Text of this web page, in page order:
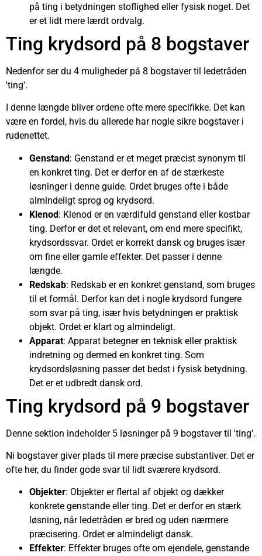
på ting i betydningen stoflighed eller fysisk noget. Det
er et lidt mere lærdt ordvalg.
Ting krydsord på 8 bogstaver
Nedenfor ser du 4 muligheder på 8 bogstaver til ledetråden
'ting'.
I denne længde bliver ordene ofte mere specifikke. Det kan
være en fordel, hvis du allerede har nogle sikre bogstaver i
rudenettet.
Genstand: Genstand er et meget præcist synonym til
en konkret ting. Det er derfor en af de stærkeste
løsninger i denne guide. Ordet bruges ofte i både
almindeligt sprog og krydsord.
Klenod: Klenod er en værdifuld genstand eller kostbar
ting. Derfor er det et relevant, om end mere specifikt,
krydsordssvar. Ordet er korrekt dansk og bruges især
om fine eller gamle effekter. Det passer i denne
længde.
Redskab: Redskab er en konkret genstand, som bruges
til et formål. Derfor kan det i nogle krydsord fungere
som svar på ting, især hvis betydningen er praktisk
objekt. Ordet er klart og almindeligt.
Apparat: Apparat betegner en teknisk eller praktisk
indretning og dermed en konkret ting. Som
krydsordsløsning passer det bedst i fysisk betydning.
Det er et udbredt dansk ord.
Ting krydsord på 9 bogstaver
Denne sektion indeholder 5 løsninger på 9 bogstaver til 'ting'.
Ni bogstaver giver plads til mere præcise substantiver. Det er
ofte her, du finder gode svar til lidt sværere krydsord.
Objekter: Objekter er flertal af objekt og dækker
konkrete genstande eller ting. Det er derfor en stærk
løsning, når ledetråden er bred og uden nærmere
præcisering. Ordet er almindeligt dansk.
Effekter: Effekter bruges ofte om ejendele, genstande